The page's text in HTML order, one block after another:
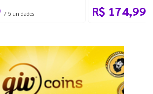
/ 5 unidades R$ 174,99